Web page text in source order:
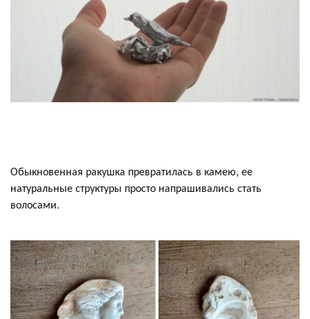
Обыкновенная ракушка превратилась в камею, ее
натуральные структуры просто напрашивались стать
волосами.